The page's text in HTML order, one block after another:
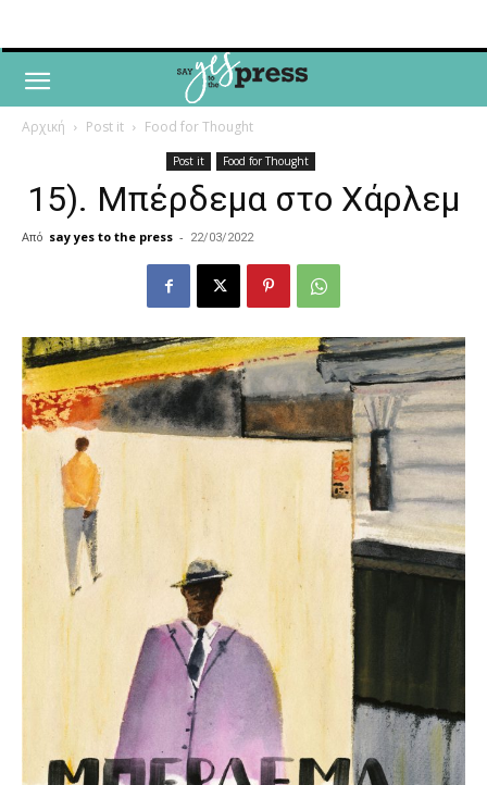
Αρχική Post it Food for Thought
Post it Food for Thought
15). Μπέρδεμα στο Χάρλεμ
Από say yes to the press - 22/03/2022